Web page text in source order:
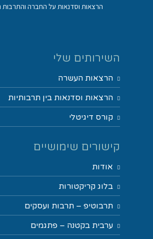
הרצאות וסדנאות על החברה והתרבות
השירותים שלי
הרצאות העשרה
הרצאות וסדנאות בין תרבותיות
קורס דיגיטלי
קישורים שימושיים
אודות
בלוג קריקטורות
תרבוטיפ – תרבות ועסקים
ערבית בקטנה – פתגמים